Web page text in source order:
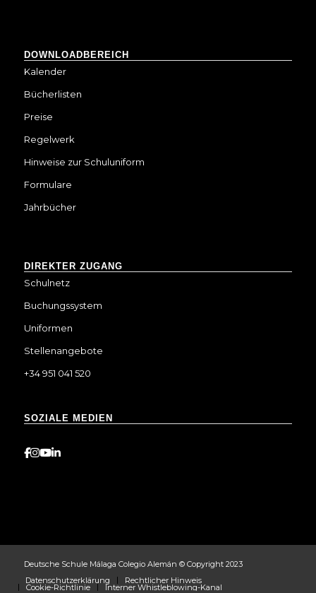
DOWNLOADBEREICH
Kalender
Bücherlisten
Preise
Regelwerk
Hinweise zur Schuluniform
Formulare
Jahrbücher
DIREKTER ZUGANG
Schulnetz
Buchungssystem
Uniformen
Stellenangebote
+34 951 041 520
SOZIALE MEDIEN
Deutsche Schule Málaga Colegio Alemán © Copyright 2023
Datenschutzerklärung
Rechtlicher Hinweis
Cookie-Richtlinie Interner Whistleblowing-Kanal